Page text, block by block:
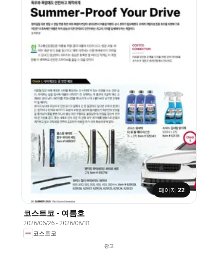
페이지 22
코스트코 - 여름호
2026/06/26-2026/08/31
코스트코
광고